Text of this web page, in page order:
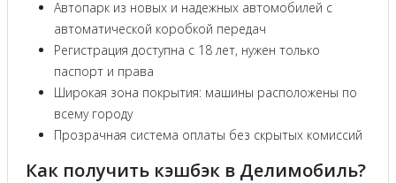
Автопарк из новых и надежных автомобилей с
автоматической коробкой передач
Регистрация доступна с 18 лет, нужен только
паспорт и права
Широкая зона покрытия: машины расположены по
всему городу
Прозрачная система оплаты без скрытых комиссий
Как получить кэшбэк в Делимобиль?